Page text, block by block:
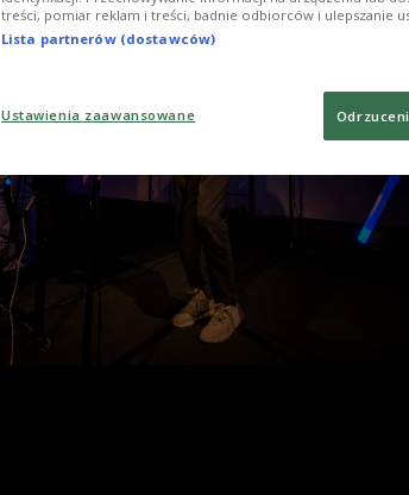
treści, pomiar reklam i treści, badnie odbiorców i ulepszanie
Lista partnerów (dostawców)
Ustawienia zaawansowane